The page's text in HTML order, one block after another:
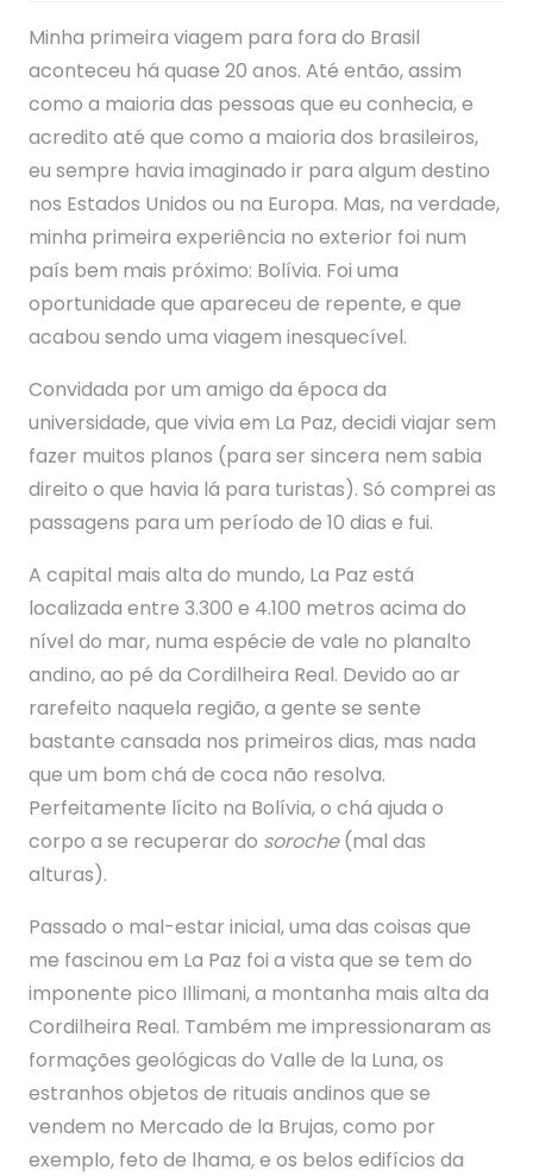
Minha primeira viagem para fora do Brasil
aconteceu há quase 20 anos. Até então, assim
como a maioria das pessoas que eu conhecia, e
acredito até que como a maioria dos brasileiros,
eu sempre havia imaginado ir para algum destino
nos Estados Unidos ou na Europa. Mas, na verdade,
minha primeira experiência no exterior foi num
país bem mais próximo: Bolívia. Foi uma
oportunidade que apareceu de repente, e que
acabou sendo uma viagem inesquecível.
Convidada por um amigo da época da
universidade, que vivia em La Paz, decidi viajar sem
fazer muitos planos (para ser sincera nem sabia
direito o que havia lá para turistas). Só comprei as
passagens para um período de 10 dias e fui.
A capital mais alta do mundo, La Paz está
localizada entre 3.300 e 4.100 metros acima do
nível do mar, numa espécie de vale no planalto
andino, ao pé da Cordilheira Real. Devido ao ar
rarefeito naquela região, a gente se sente
bastante cansada nos primeiros dias, mas nada
que um bom chá de coca não resolva.
Perfeitamente lícito na Bolívia, o chá ajuda o
corpo a se recuperar do soroche(mal das
alturas).
Passado o mal-estar inicial, uma das coisas que
me fascinou em La Paz foi a vista que se tem do
imponente pico Illimani, a montanha mais alta da
Cordilheira Real. Também me impressionaram as
formações geológicas do Valle de la Luna, os
estranhos objetos de rituais andinos que se
vendem no Mercado de la Brujas, como por
exemplo, feto de lhama,e os belos edifícios da